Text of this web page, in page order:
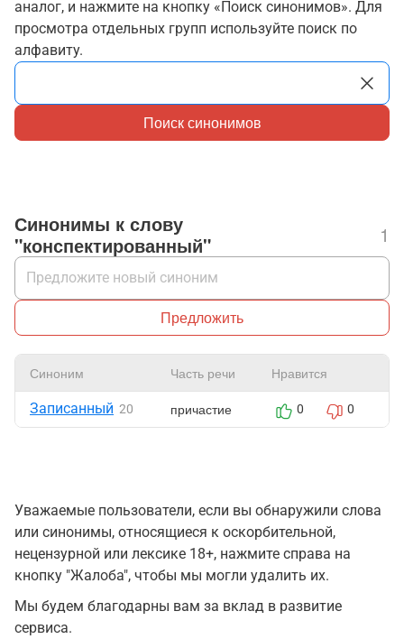
аналог, и нажмите на кнопку «Поиск синонимов». Для
просмотра отдельных групп используйте поиск по
алфавиту.
Поиск синонимов
Синонимы к слову
"конспектированный"
1
Предложить
Синоним Часть речи Нравится
Записанный 20 причастие 0 0
Уважаемые пользователи, если вы обнаружили слова
или синонимы, относящиеся к оскорбительной,
нецензурной или лексике 18+, нажмите справа на
кнопку "Жалоба", чтобы мы могли удалить их.
Мы будем благодарны вам за вклад в развитие
сервиса.